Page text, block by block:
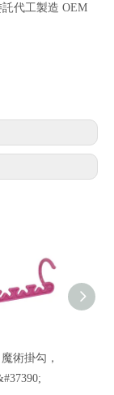
代工製造 OEM
術掛勾，